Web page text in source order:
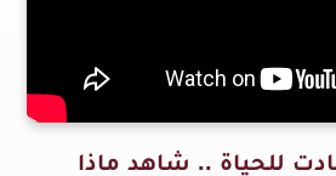
للحياة .. شاهد ماذا